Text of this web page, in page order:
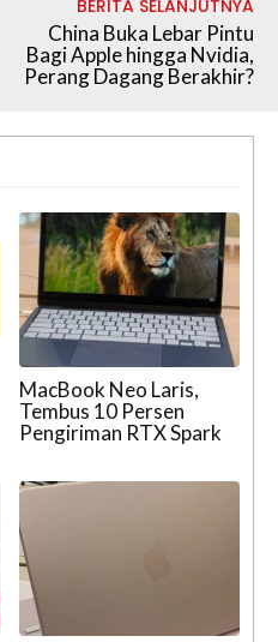
BERITA SELANJUTNYA
China Buka Lebar Pintu
Bagi Apple hingga Nvidia,
Perang Dagang Berakhir?
MacBook Neo Laris,
Tembus 10 Persen
Pengiriman RTX Spark